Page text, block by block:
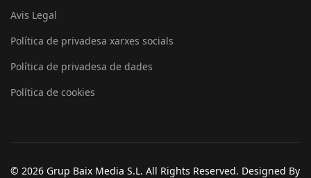
Avis Legal
Política de privadesa xarxes socials
Política de privadesa de dades
Política de cookies
© 2026 Grup Baix Media S.L. All Rights Reserved. Designed By